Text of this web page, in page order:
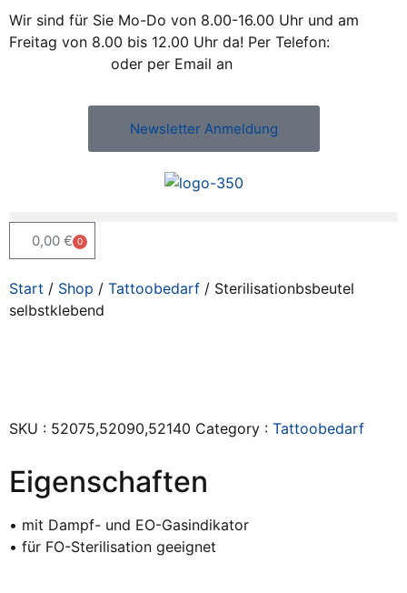
Wir sind für Sie Mo-Do von 8.00-16.00 Uhr und am
Freitag von 8.00 bis 12.00 Uhr da! Per Telefon:
oder per Email an
Newsletter Anmeldung
0,00 € 0
Start / Shop / Tattoobedarf / Sterilisationbsbeutel
selbstklebend
SKU : 52075,52090,52140 Category : Tattoobedarf
Eigenschaften
• mit Dampf- und EO-Gasindikator
• für FO-Sterilisation geeignet